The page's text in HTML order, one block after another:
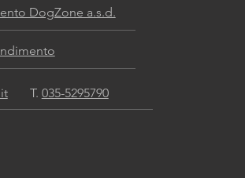
DogZone a.s.d.
T. 035-5295790